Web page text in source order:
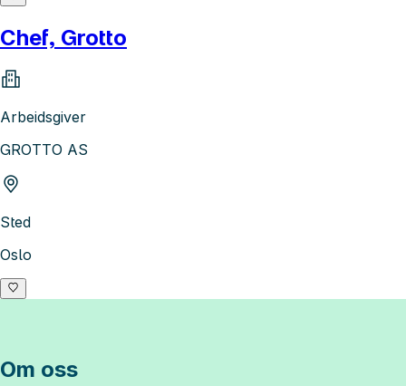
Chef, Grotto
Arbeidsgiver
GROTTO AS
Sted
Oslo
Om oss